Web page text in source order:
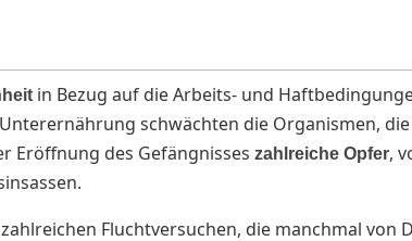
in Bezug auf die Arbeits- und
schwächten die Organismen,
Eröffnung des Gefängnisses zahlreiche Opfer,
Fluchtversuchen, die manchmal